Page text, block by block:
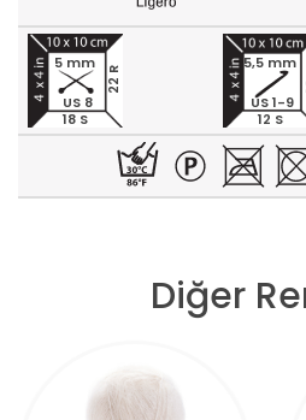
18 S
22 R
5 mm
US 8
12 S
5,5 mm
US 1-9
Diğer